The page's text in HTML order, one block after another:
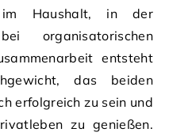
Haushalt, in der
organisatorischen
entsteht
das beiden
erfolgreich zu sein und
zu genießen.